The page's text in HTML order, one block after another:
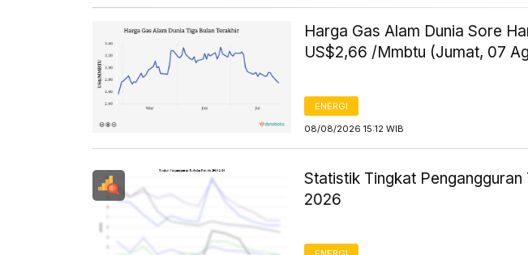
Harga Gas Alam Dunia Sore
US$2,66 /Mmbtu (Jumat, 07
ENERGI
08/08/2026 15:12 WIB
Statistik Tingkat
2026